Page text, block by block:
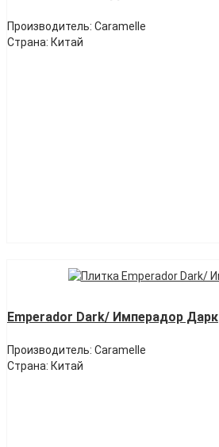
Производитель: Caramelle
Страна: Китай
Emperador Dark/ Имперадор Дарк
Производитель: Caramelle
Страна: Китай